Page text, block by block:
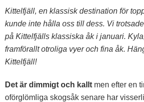
Kittelfjäll, en klassisk destination för
kunde inte hålla oss till dess. Vi
på Kittelfjälls klassiska åk i januari.
framförallt otroliga vyer och fina åk.
Kittelfjäll!
Det är dimmigt och kallt men efter en
oförglömliga skogsåk senare har